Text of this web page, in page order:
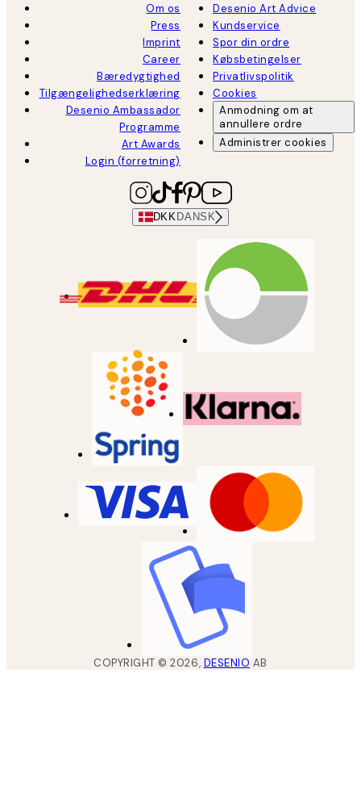
Om os
Press
Imprint
Career
Bæredygtighed
Tilgængelighedserklæring
Desenio Ambassador
Programme
Art Awards
Login (forretning)
Desenio Art Advice
Kundservice
Spor din ordre
Købsbetingelser
Privatlivspolitik
Cookies
Anmodning om at
annullere ordre
Administrer cookies
DKK DANSK
COPYRIGHT ©2026, DESENIO AB